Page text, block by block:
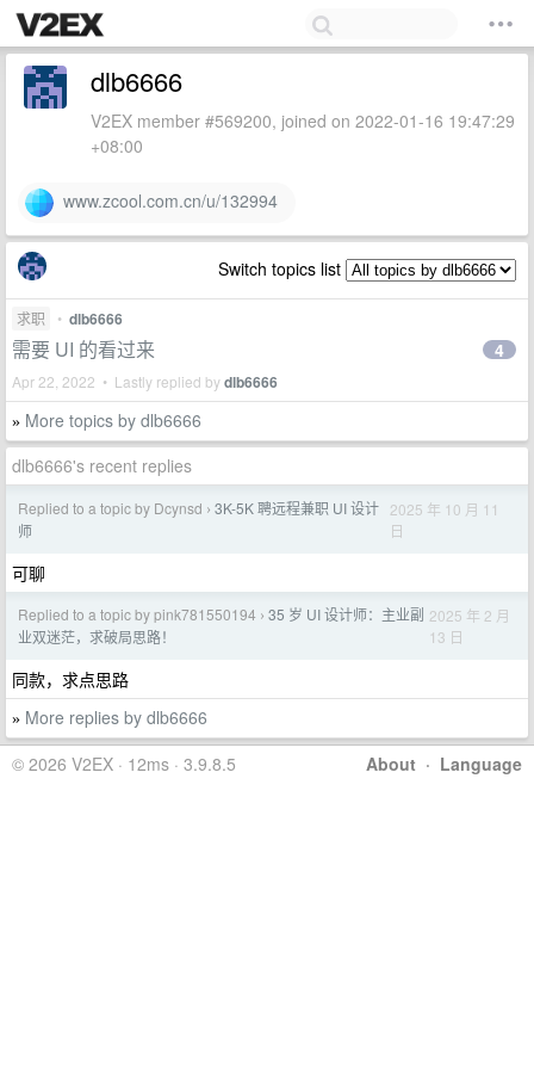
dlb6666
V2EX member #569200, joined on 2022-01-16 19:47:29
+08:00
www.zcool.com.cn/u/132994
Switch topics list
求职 • dlb6666
需要 UI 的看过来
Apr 22, 2022 • Lastly replied bydlb6666
4
» More topics by dlb6666
dlb6666's recent replies
Replied to a topic by Dcynsd › 3K-5K 聘远程兼职 UI 设计
师
2025 年 10 月 11
日
可聊
Replied to a topic by pink781550194 › 35 岁 UI 设计师：主业副
业双迷茫，求破局思路！
2025 年 2 月
13 日
同款，求点思路
» More replies by dlb6666
About · Language
© 2026 V2EX · 12ms · 3.9.8.5